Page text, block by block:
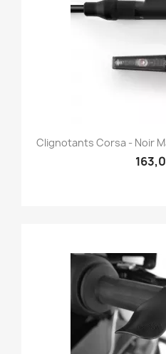
Clignotants Corsa - Noir